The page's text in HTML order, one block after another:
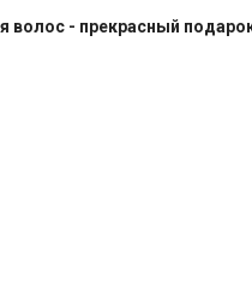
- прекрасный